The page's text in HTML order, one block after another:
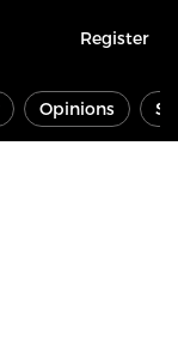
Register
Opinions